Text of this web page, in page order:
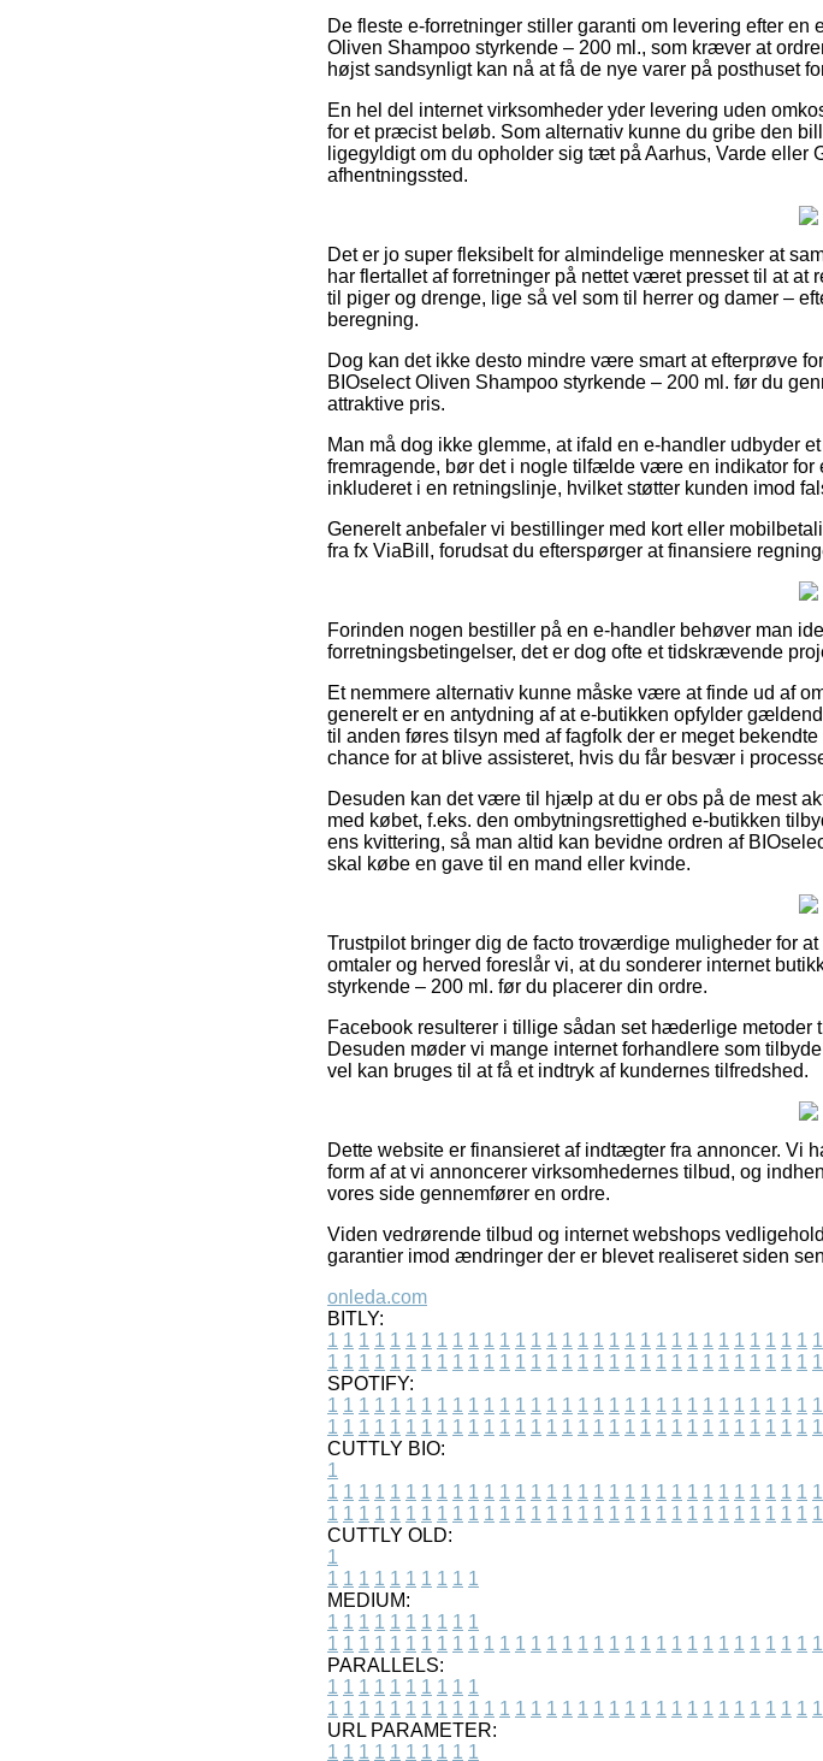
De fleste e-forretninger stiller garanti om levering efter
Oliven Shampoo styrkende – 200 ml., som kræver at
højst sandsynligt kan nå at få de nye varer på posthuset
En hel del internet virksomheder yder levering uden
for et præcist beløb. Som alternativ kunne du gribe den
ligegyldigt om du opholder sig tæt på Aarhus, Varde
afhentningssted.
Det er jo super fleksibelt for almindelige mennesker at
har flertallet af forretninger på nettet været presset til at
til piger og drenge, lige så vel som til herrer og damer –
beregning.
Dog kan det ikke desto mindre være smart at efterprøve
BIOselect Oliven Shampoo styrkende – 200 ml. før du
attraktive pris.
Man må dog ikke glemme, at ifald en e-handler udbyder
fremragende, bør det i nogle tilfælde være en indikator for
inkluderet i en retningslinje, hvilket støtter kunden imod
Generelt anbefaler vi bestillinger med kort eller
fra fx ViaBill, forudsat du efterspørger at finansiere
Forinden nogen bestiller på en e-handler behøver man
forretningsbetingelser, det er dog ofte et tidskrævende
Et nemmere alternativ kunne måske være at finde ud af
generelt er en antydning af at e-butikken opfylder
til anden føres tilsyn med af fagfolk der er meget
chance for at blive assisteret, hvis du får besvær i
Desuden kan det være til hjælp at du er obs på de mest
med købet, f.eks. den ombytningsrettighed e-butikken
ens kvittering, så man altid kan bevidne ordren af
skal købe en gave til en mand eller kvinde.
Trustpilot bringer dig de facto troværdige muligheder for
omtaler og herved foreslår vi, at du sonderer internet
styrkende – 200 ml. før du placerer din ordre.
Facebook resulterer i tillige sådan set hæderlige metoder
Desuden møder vi mange internet forhandlere som
vel kan bruges til at få et indtryk af kundernes tilfredshed.
Dette website er finansieret af indtægter fra annoncer. Vi
form af at vi annoncerer virksomhedernes tilbud, og
vores side gennemfører en ordre.
Viden vedrørende tilbud og internet webshops
garantier imod ændringer der er blevet realiseret siden
onleda.com
BITLY:
1 1 1 1 1 1 1 1 1 1 1 1 1 1 1 1 1 1 1 1 1 1 1 1 1 1 1 1 1 1 1 1
1 1 1 1 1 1 1 1 1 1 1 1 1 1 1 1 1 1 1 1 1 1 1 1 1 1 1 1 1 1 1 1
SPOTIFY:
1 1 1 1 1 1 1 1 1 1 1 1 1 1 1 1 1 1 1 1 1 1 1 1 1 1 1 1 1 1 1 1
1 1 1 1 1 1 1 1 1 1 1 1 1 1 1 1 1 1 1 1 1 1 1 1 1 1 1 1 1 1 1 1
CUTTLY BIO:
1
1 1 1 1 1 1 1 1 1 1 1 1 1 1 1 1 1 1 1 1 1 1 1 1 1 1 1 1 1 1 1 1
1 1 1 1 1 1 1 1 1 1 1 1 1 1 1 1 1 1 1 1 1 1 1 1 1 1 1 1 1 1 1 1
CUTTLY OLD:
1
1 1 1 1 1 1 1 1 1 1
MEDIUM:
1 1 1 1 1 1 1 1 1 1
1 1 1 1 1 1 1 1 1 1 1 1 1 1 1 1 1 1 1 1 1 1 1 1 1 1 1 1 1 1 1 1
PARALLELS:
1 1 1 1 1 1 1 1 1 1
1 1 1 1 1 1 1 1 1 1 1 1 1 1 1 1 1 1 1 1 1 1 1 1 1 1 1 1 1 1 1 1
URL PARAMETER:
1 1 1 1 1 1 1 1 1 1